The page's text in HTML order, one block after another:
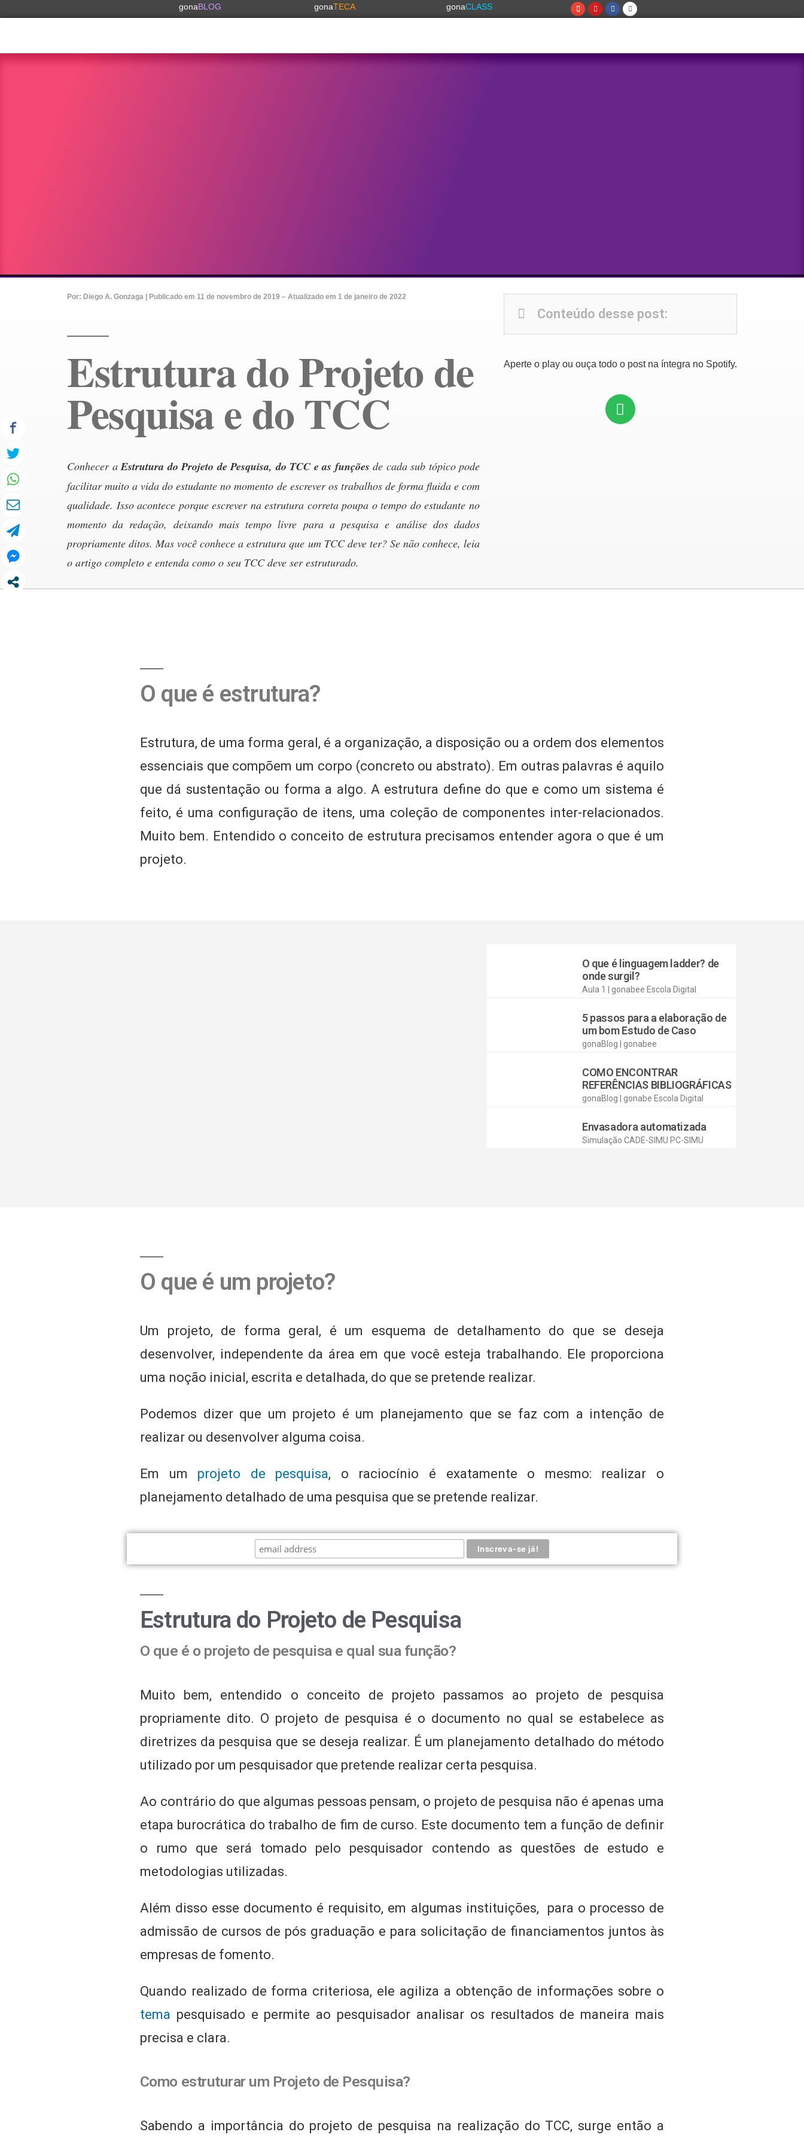
gonaBLOG gonaTECA gonaCLASS
Por: Diego A. Gonzaga | Publicado em 11 de novembro de 2019 – Atualizado em 1 de janeiro de 2022
Estrutura do Projeto de
Pesquisa e do TCC
Conhecer aEstrutura do Projeto de Pesquisa, do TCC e as funções de cada sub tópico pode
facilitar muito a vida do estudante no momento de escrever os trabalhos de forma fluida e com
qualidade. Isso acontece porque escrever na estrutura correta poupa o tempo do estudante no
momento da redação, deixando mais tempo livre para a pesquisa e análise dos dados
propriamente ditos. Mas você conhece a estrutura que um TCC deve ter? Se não conhece, leia
o artigo completo e entenda como o seu TCC deve ser estruturado.
Conteúdo desse post:
Aperte o play ou ouça todo o post na íntegra no Spotify.
O que é estrutura?
Estrutura, de uma forma geral, é a organização, a disposição ou a ordem dos elementos
essenciais que compõem um corpo (concreto ou abstrato). Em outras palavras é aquilo
que dá sustentação ou forma a algo. A estrutura define do que e como um sistema é
feito, é uma configuração de itens, uma coleção de componentes inter-relacionados.
Muito bem. Entendido o conceito de estrutura precisamos entender agora o que é um
projeto.
O que é linguagem ladder? de
onde surgil?
Aula 1 | gonabee Escola Digital
5 passos para a elaboração de
um bom Estudo de Caso
gonaBlog | gonabee
COMO ENCONTRAR
REFERÊNCIAS BIBLIOGRÁFICAS
gonaBlog | gonabe Escola Digital
Envasadora automatizada
Simulação CADE-SIMU PC-SIMU
O que é um projeto?
Um projeto, de forma geral, é um esquema de detalhamento do que se deseja
desenvolver, independente da área em que você esteja trabalhando. Ele proporciona
uma noção inicial, escrita e detalhada, do que se pretende realizar.
Podemos dizer que um projeto é um planejamento que se faz com a intenção de
realizar ou desenvolver alguma coisa.
Em um projeto de pesquisa, o raciocínio é exatamente o mesmo: realizar o
planejamento detalhado de uma pesquisa que se pretende realizar.
Estrutura do Projeto de Pesquisa
O que é o projeto de pesquisa e qual sua função?
Muito bem, entendido o conceito de projeto passamos ao projeto de pesquisa
propriamente dito. O projeto de pesquisa é o documento no qual se estabelece as
diretrizes da pesquisa que se deseja realizar. É um planejamento detalhado do método
utilizado por um pesquisador que pretende realizar certa pesquisa.
Ao contrário do que algumas pessoas pensam, o projeto de pesquisa não é apenas uma
etapa burocrática do trabalho de fim de curso. Este documento tem a função de definir
o rumo que será tomado pelo pesquisador contendo as questões de estudo e
metodologias utilizadas.
Além disso esse documento é requisito, em algumas instituições, para o processo de
admissão de cursos de pós graduação e para solicitação de financiamentos juntos às
empresas de fomento.
Quando realizado de forma criteriosa, ele agiliza a obtenção de informações sobre o
tema pesquisado e permite ao pesquisador analisar os resultados de maneira mais
precisa e clara.
Como estruturar um Projeto de Pesquisa?
Sabendo a importância do projeto de pesquisa na realização do TCC, surge então a